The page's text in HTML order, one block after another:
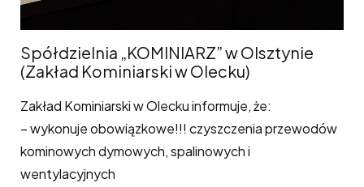
Spółdzielnia „KOMINIARZ” w Olsztynie
(Zakład Kominiarski w Olecku)
Zakład Kominiarski w Olecku informuje, że:
– wykonuje obowiązkowe!!! czyszczenia przewodów
kominowych dymowych, spalinowych i
wentylacyjnych